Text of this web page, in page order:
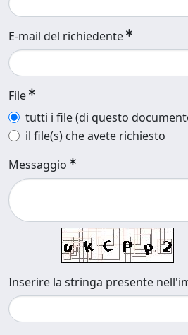
E-mail del richiedente
File
tutti i file (di questo
il file(s) che avete richiesto
Messaggio
Inserire la stringa presente